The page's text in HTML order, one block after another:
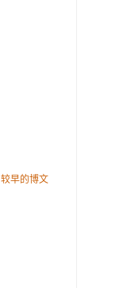
较早的博文